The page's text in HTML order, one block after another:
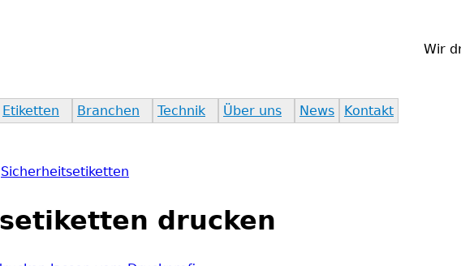
Wir
Etiketten Branchen Technik Über uns News Kontakt
Sicherheitsetiketten
drucken